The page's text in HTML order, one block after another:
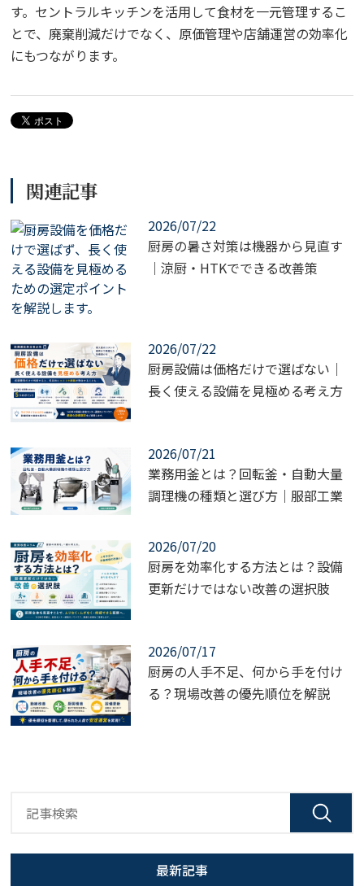
す。セントラルキッチンを活用して食材を一元管理するこ
とで、廃棄削減だけでなく、原価管理や店舗運営の効率化
にもつながります。
関連記事
2026/07/22
厨房の暑さ対策は機器から見直す
｜涼厨・HTKでできる改善策
2026/07/22
厨房設備は価格だけで選ばない｜
長く使える設備を見極める考え方
2026/07/21
業務用釜とは？回転釜・自動大量
調理機の種類と選び方｜服部工業
2026/07/20
厨房を効率化する方法とは？設備
更新だけではない改善の選択肢
2026/07/17
厨房の人手不足、何から手を付け
る？現場改善の優先順位を解説
最新記事